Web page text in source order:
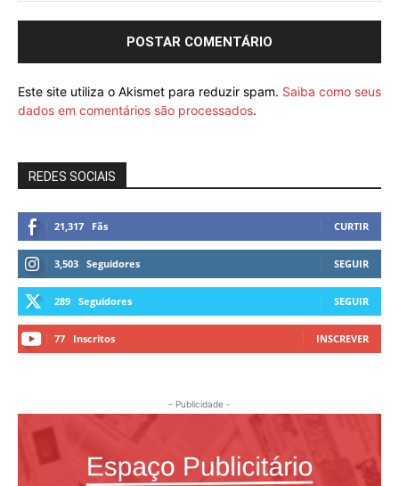
Este site utiliza o Akismet para reduzir spam. Saiba como seus
dados em comentários são processados.
REDES SOCIAIS
21,317 Fãs CURTIR
3,503 Seguidores SEGUIR
289 Seguidores SEGUIR
77 Inscritos INSCREVER
- Publicidade -